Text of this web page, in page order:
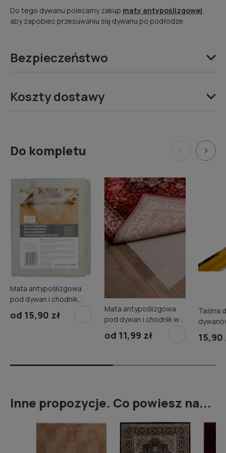
Do tego dywanu polecamy zakup maty antypoślizgowej,
aby zapobiec przesuwaniu się dywanu po podłodze.
Bezpieczeństwo
Koszty dostawy
Do kompletu
Mata antypoślizgowa
pod dywan i chodnik
od 15,90 zł
Mata antypoślizgowa
pod dywan i chodnik w
rolce
od 11,99 zł
Taśma
Janser
15,90
Inne propozycje. Co powiesz na...